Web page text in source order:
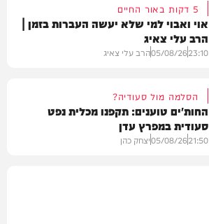
5 דקות באור החיים
אוי ואבוי למי שלא יעשה העברות בזמן |
הרב עלי צאיג
23:10
05/08/26הרב עלי צאיג
הסלמה מול סעודיה?
החות'ים טוענים: תקפנו מכלית נפט
סעודית במפרץ עדן
21:50
05/08/26יצחק כהן